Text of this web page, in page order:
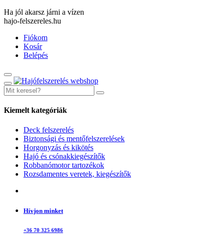
Ha jól akarsz járni a vízen
hajo-felszereles.hu
Fiókom
Kosár
Belépés
Kiemelt kategóriák
Deck felszerelés
Biztonsági és mentőfelszerelések
Horgonyzás és kikötés
Hajó és csónakkiegészítők
Robbanómotor tartozékok
Rozsdamentes veretek, kiegészítők
Hívjon minket
+36 70 325 6986